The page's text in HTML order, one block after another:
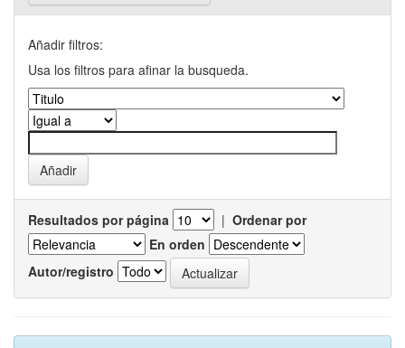
Añadir filtros:
Usa los filtros para afinar la busqueda.
Resultados por página | Ordenar por
En orden
Autor/registro